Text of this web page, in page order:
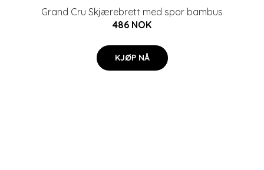
Grand Cru Skjærebrett med spor bambus
486 NOK
KJØP NÅ